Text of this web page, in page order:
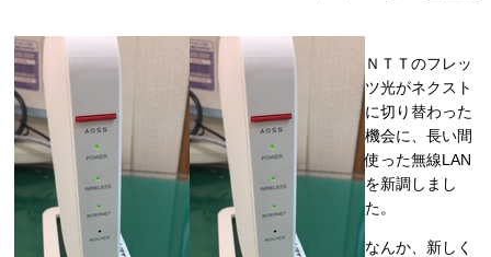
ＮＴＴのフレッ
ツ光がネクスト
に切り替わった
機会に、長い間
使った無線LAN
を新調しまし
た。
なんか、新しく